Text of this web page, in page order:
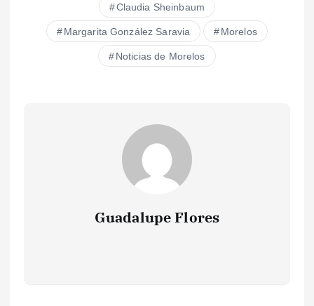
Claudia Sheinbaum
Margarita González Saravia Morelos
Noticias de Morelos
Guadalupe Flores